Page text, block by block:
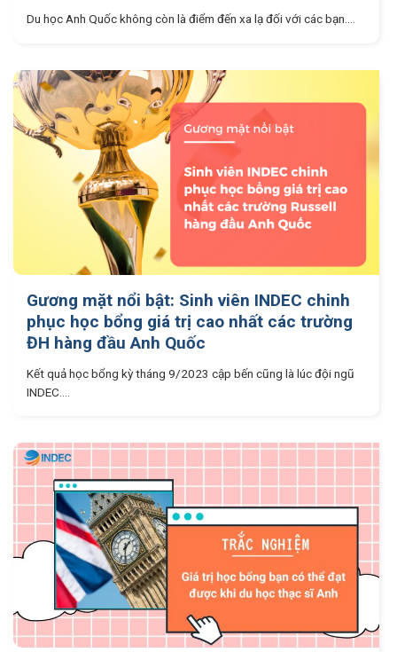
Du học Anh Quốc không còn là điểm đến xa lạ đối với các bạn....
Gương mặt nổi bật: Sinh viên INDEC chinh
phục học bổng giá trị cao nhất các trường
ĐH hàng đầu Anh Quốc
Kết quả học bổng kỳ tháng 9/2023 cập bến cũng là lúc đội ngũ
INDEC....